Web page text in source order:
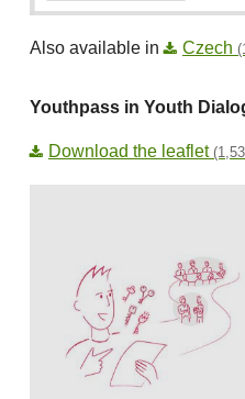
Also available in Czech
Youthpass in Youth
Download the leaflet